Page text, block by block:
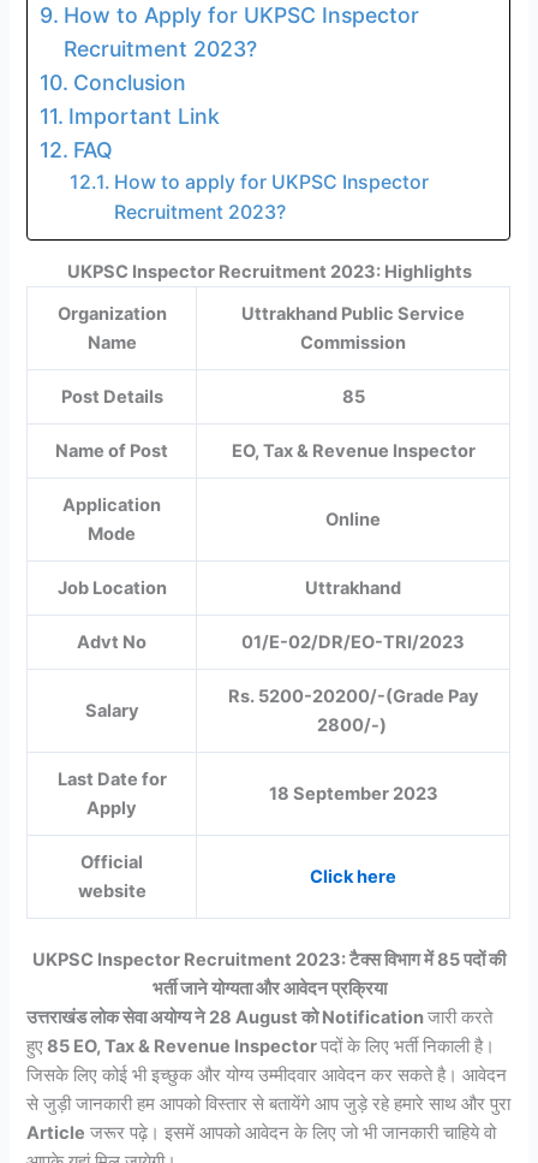
How to Apply for UKPSC Inspector
Recruitment 2023?
Conclusion
Important Link
FAQ
How to apply for UKPSC Inspector
Recruitment 2023?
UKPSC Inspector Recruitment 2023: Highlights
Organization
Name
Uttrakhand Public Service
Commission
Post Details 85
Name of Post EO, Tax & Revenue Inspector
Application
Mode
Online
Job Location Uttrakhand
Advt No 01/E-02/DR/EO-TRI/2023
Salary
Rs. 5200-20200/-(Grade Pay
2800/-)
Last Date for
Apply
18 September 2023
Official
website
Click here
UKPSC Inspector Recruitment 2023: टैक्स विभाग में 85 पदों की
भर्ती जाने योग्यता और आवेदन प्रक्रिया
उत्तराखंड लोक सेवा अयोग्य ने 28 August को Notificationजारी करते
हुए85 EO, Tax & Revenue Inspectorपदों के लिए भर्ती निकाली है।
जिसके लिए कोई भी इच्छुक और योग्य उम्मीदवार आवेदन कर सकते है। आवेदन
से जुड़ी जानकारी हम आपको विस्तार से बतायेंगे आप जुड़े रहे हमारे साथ और पुरा
Article जरूर पढ़े। इसमें आपको आवेदन के लिए जो भी जानकारी चाहिये वो